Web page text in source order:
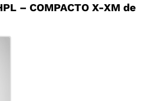
– COMPACTO X-XM de